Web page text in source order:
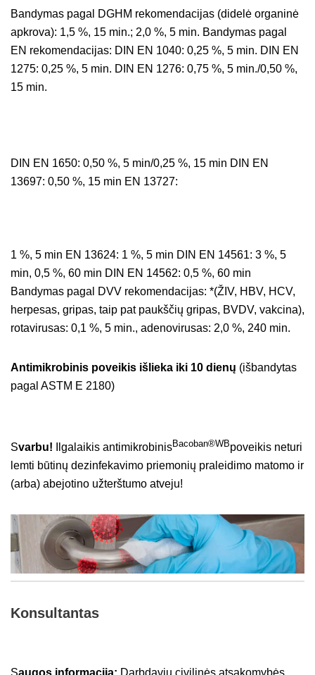
Bandymas pagal DGHM rekomendacijas (didelė organinė
apkrova): 1,5 %, 15 min.; 2,0 %, 5 min. Bandymas pagal
EN rekomendacijas: DIN EN 1040: 0,25 %, 5 min. DIN EN
1275: 0,25 %, 5 min. DIN EN 1276: 0,75 %, 5 min./0,50 %,
15 min.
DIN EN 1650: 0,50 %, 5 min/0,25 %, 15 min DIN EN
13697: 0,50 %, 15 min EN 13727:
1 %, 5 min EN 13624: 1 %, 5 min DIN EN 14561: 3 %, 5
min, 0,5 %, 60 min DIN EN 14562: 0,5 %, 60 min
Bandymas pagal DVV rekomendacijas: *(ŽIV, HBV, HCV,
herpesas, gripas, taip pat paukščių gripas, BVDV, vakcina),
rotavirusas: 0,1 %, 5 min., adenovirusas: 2,0 %, 240 min.
Antimikrobinis poveikis išlieka iki 10 dienų (išbandytas
pagal ASTM E 2180)
Svarbu! Ilgalaikis antimikrobinisBacoban®WBpoveikis neturi
lemti būtinų dezinfekavimo priemonių praleidimo matomo ir
(arba) abejotino užterštumo atveju!
Konsultantas